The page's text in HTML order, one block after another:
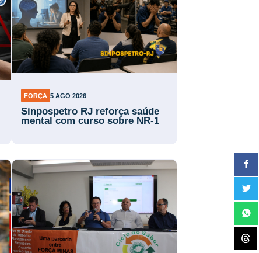
FORÇA 5 AGO 2026
Sinpospetro RJ reforça saúde
mental com curso sobre NR-1